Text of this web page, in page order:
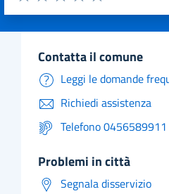
Valuta 5 stelle
Valuta 4 stelle su 5
Valuta 3 stelle su 5
Valuta 2 stelle su 5
Valuta 1 stelle su 5
contatta il comune
Leggi le domande
Richiedi assistenza
Telefono 0456589911
problemi in città
Segnala disservizio